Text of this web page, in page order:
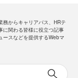
務からキャリアパス、HRテ
に関わる皆様に役立つ記事
ースなどを提供するWebマ